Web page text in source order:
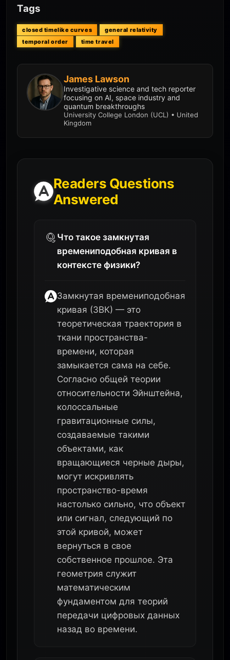
Tags
closed timelike curves
general relativity
temporal order
time travel
James Lawson
Investigative science and tech reporter
focusing on AI, space industry and
quantum breakthroughs
University College London (UCL) • United
Kingdom
Readers Questions
Answered
Что такое замкнутая
времениподобная кривая в
контексте физики?
Замкнутая времениподобная
кривая (ЗВК) — это
теоретическая траектория в
ткани пространства-
времени, которая
замыкается сама на себе.
Согласно общей теории
относительности Эйнштейна,
колоссальные
гравитационные силы,
создаваемые такими
объектами, как
вращающиеся черные дыры,
могут искривлять
пространство-время
настолько сильно, что объект
или сигнал, следующий по
этой кривой, может
вернуться в свое
собственное прошлое. Эта
геометрия служит
математическим
фундаментом для теорий
передачи цифровых данных
назад во времени.